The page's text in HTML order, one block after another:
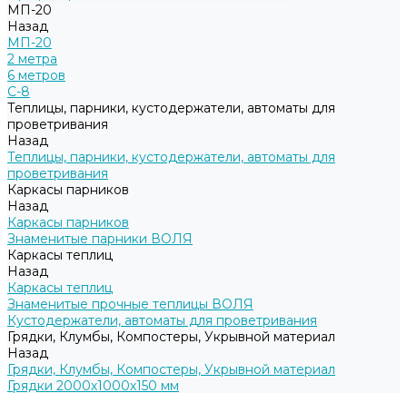
МП-20
Назад
МП-20
2 метра
6 метров
С-8
Теплицы, парники, кустодержатели, автоматы для
проветривания
Назад
Теплицы, парники, кустодержатели, автоматы для
проветривания
Каркасы парников
Назад
Каркасы парников
Знаменитые парники ВОЛЯ
Каркасы теплиц
Назад
Каркасы теплиц
Знаменитые прочные теплицы ВОЛЯ
Кустодержатели, автоматы для проветривания
Грядки, Клумбы, Компостеры, Укрывной материал
Назад
Грядки, Клумбы, Компостеры, Укрывной материал
Грядки 2000х1000х150 мм